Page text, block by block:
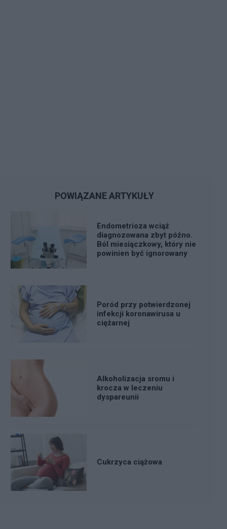
POWIĄZANE ARTYKUŁY
Endometrioza wciąż
diagnozowana zbyt późno.
Ból miesiączkowy, który nie
powinien być ignorowany
Poród przy potwierdzonej
infekcji koronawirusa u
ciężarnej
Alkoholizacja sromu i
krocza w leczeniu
dyspareunii
Cukrzyca ciążowa